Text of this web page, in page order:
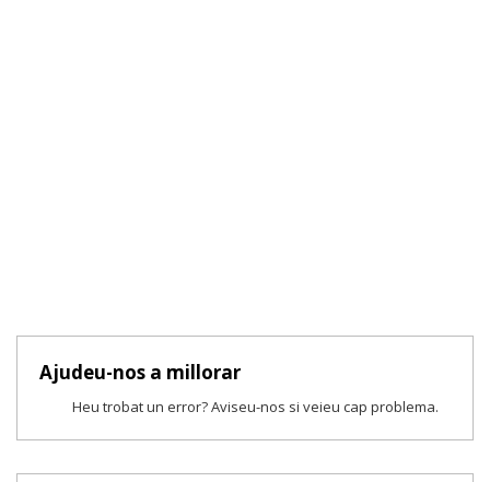
Ajudeu-nos a millorar
Heu trobat un error? Aviseu-nos si veieu cap problema.